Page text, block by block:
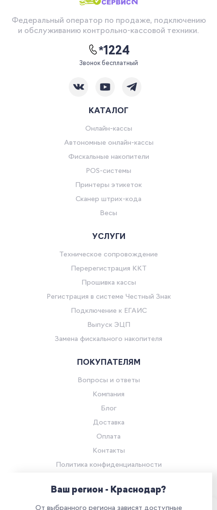
Федеральный оператор по продаже, подключению
и обслуживанию контрольно-кассовой техники.
*1224
Звонок бесплатный
КАТАЛОГ
Онлайн-кассы
Автономные онлайн-кассы
Фискальные накопители
POS-системы
Принтеры этикеток
Сканер штрих-кода
Весы
УСЛУГИ
Техническое сопровождение
Перерегистрация ККТ
Прошивка кассы
Регистрация в системе Честный Знак
Подключение к ЕГАИС
Выпуск ЭЦП
Замена фискального накопителя
ПОКУПАТЕЛЯМ
Вопросы и ответы
Компания
Блог
Доставка
Оплата
Контакты
Политика конфиденциальности
Ваш регион - Краснодар?
От выбранного региона зависят доступные